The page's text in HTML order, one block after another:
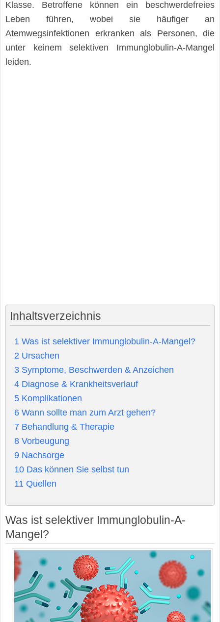
Klasse. Betroffene können ein beschwerdefreies
Leben führen, wobei sie häufiger an
Atemwegsinfektionen erkranken als Personen, die
unter keinem selektiven Immunglobulin-A-Mangel
leiden.
Inhaltsverzeichnis
1 Was ist selektiver Immunglobulin-A-Mangel?
2 Ursachen
3 Symptome, Beschwerden & Anzeichen
4 Diagnose & Krankheitsverlauf
5 Komplikationen
6 Wann sollte man zum Arzt gehen?
7 Behandlung & Therapie
8 Vorbeugung
9 Nachsorge
10 Das können Sie selbst tun
11 Quellen
Was ist selektiver Immunglobulin-A-
Mangel?